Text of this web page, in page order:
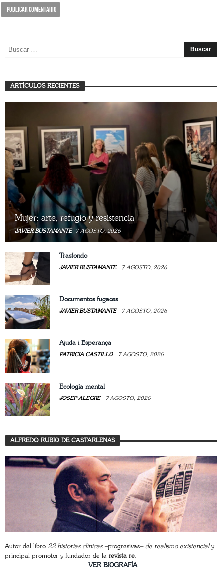
ARTÍCULOS RECIENTES
Mujer: arte, refugio y resistencia
JAVIER BUSTAMANTE 7 AGOSTO, 2026
Trasfondo
JAVIER BUSTAMANTE 7 AGOSTO, 2026
Documentos fugaces
JAVIER BUSTAMANTE 7 AGOSTO, 2026
Ajuda i Esperança
PATRICIA CASTILLO 7 AGOSTO, 2026
Ecología mental
JOSEP ALEGRE 7 AGOSTO, 2026
ALFREDO RUBIO DE CASTARLENAS
Autor del libro 22 historias clínicas –progresivas– de realismo existencialy
principal promotor y fundador de la revista re.
VER BIOGRAFÍA